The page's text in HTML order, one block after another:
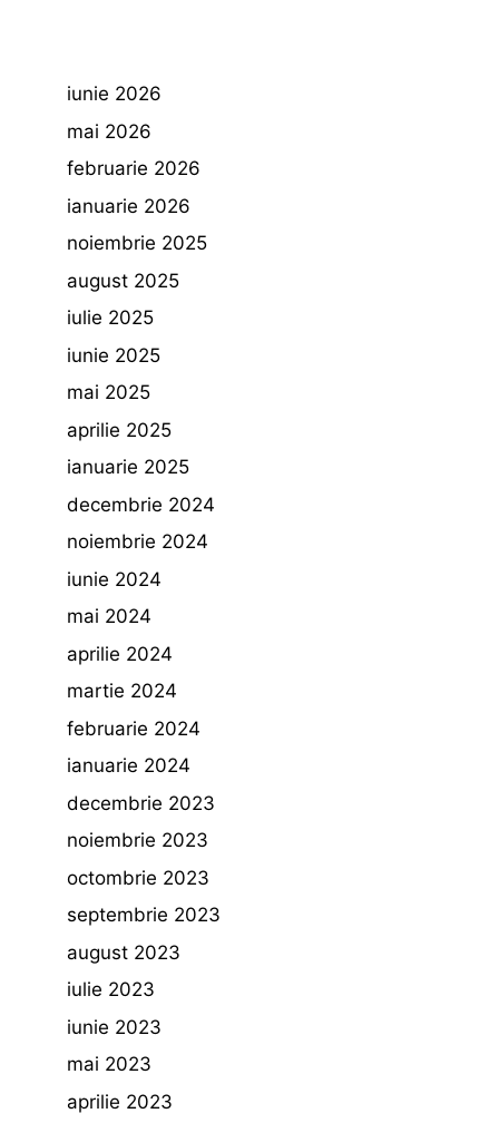
iunie 2026
mai 2026
februarie 2026
ianuarie 2026
noiembrie 2025
august 2025
iulie 2025
iunie 2025
mai 2025
aprilie 2025
ianuarie 2025
decembrie 2024
noiembrie 2024
iunie 2024
mai 2024
aprilie 2024
martie 2024
februarie 2024
ianuarie 2024
decembrie 2023
noiembrie 2023
octombrie 2023
septembrie 2023
august 2023
iulie 2023
iunie 2023
mai 2023
aprilie 2023